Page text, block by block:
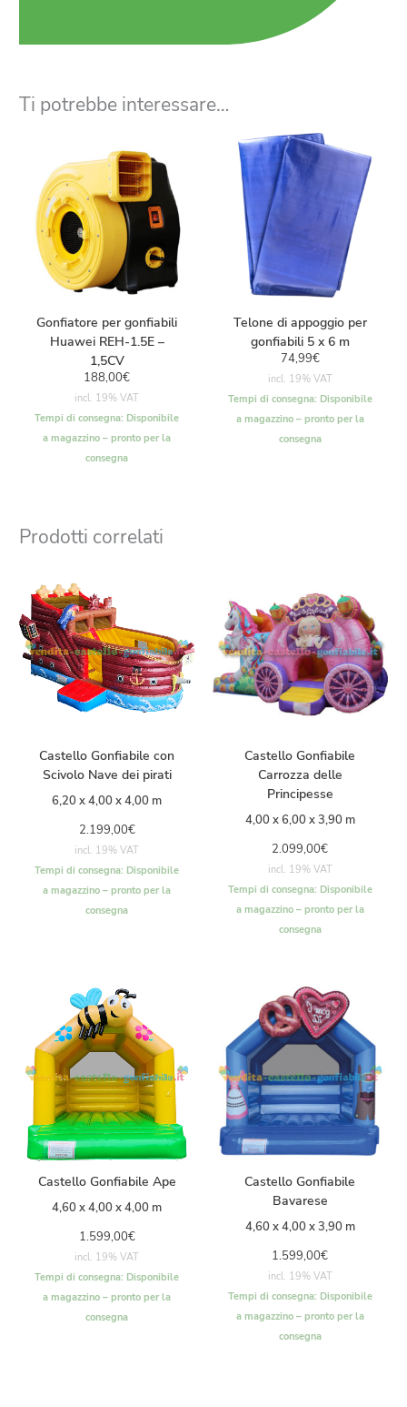
Ti potrebbe interessare…
Gonfiatore per gonfiabili
Huawei REH-1.5E –
1,5CV
188,00€
incl. 19% VAT
Tempi di consegna: Disponibile
a magazzino – pronto per la
consegna
Telone di appoggio per
gonfiabili 5 x 6 m
74,99€
incl. 19% VAT
Tempi di consegna: Disponibile
a magazzino – pronto per la
consegna
Prodotti correlati
Castello Gonfiabile con
Scivolo Nave dei pirati
6,20 x 4,00 x 4,00 m
2.199,00€
incl. 19% VAT
Tempi di consegna: Disponibile
a magazzino – pronto per la
consegna
Castello Gonfiabile
Carrozza delle
Principesse
4,00 x 6,00 x 3,90 m
2.099,00€
incl. 19% VAT
Tempi di consegna: Disponibile
a magazzino – pronto per la
consegna
Castello Gonfiabile Ape
4,60 x 4,00 x 4,00 m
1.599,00€
incl. 19% VAT
Tempi di consegna: Disponibile
a magazzino – pronto per la
consegna
Castello Gonfiabile
Bavarese
4,60 x 4,00 x 3,90 m
1.599,00€
incl. 19% VAT
Tempi di consegna: Disponibile
a magazzino – pronto per la
consegna